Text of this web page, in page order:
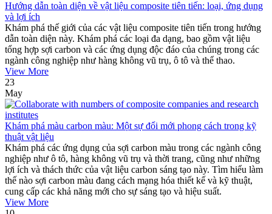
Hướng dẫn toàn diện về vật liệu composite tiên tiến: loại, ứng dụng
và lợi ích
Khám phá thế giới của các vật liệu composite tiên tiến trong hướng
dẫn toàn diện này. Khám phá các loại đa dạng, bao gồm vật liệu
tổng hợp sợi carbon và các ứng dụng độc đáo của chúng trong các
ngành công nghiệp như hàng không vũ trụ, ô tô và thể thao.
View More
23
May
Khám phá màu carbon màu: Một sự đổi mới phong cách trong kỹ
thuật vật liệu
Khám phá các ứng dụng của sợi carbon màu trong các ngành công
nghiệp như ô tô, hàng không vũ trụ và thời trang, cũng như những
lợi ích và thách thức của vật liệu carbon sáng tạo này. Tìm hiểu làm
thế nào sợi carbon màu đang cách mạng hóa thiết kế và kỹ thuật,
cung cấp các khả năng mới cho sự sáng tạo và hiệu suất.
View More